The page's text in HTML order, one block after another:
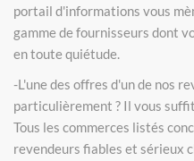
portail d'informations vous
gamme de fournisseurs dont
en toute quiétude.
-L'une des offres d'un de nos
particulièrement ? Il vous
Tous les commerces listés
revendeurs fiables et sérieux